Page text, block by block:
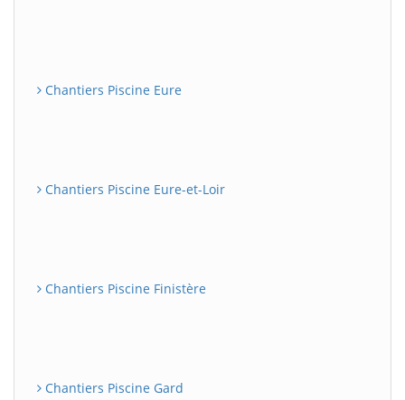
Chantiers Piscine Eure
Chantiers Piscine Eure-et-Loir
Chantiers Piscine Finistère
Chantiers Piscine Gard